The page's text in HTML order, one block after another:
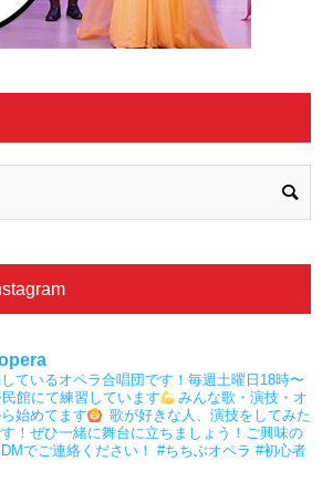
ているオペラ合唱団です！毎週土曜日18時〜
館にて練習しています
みんな歌・演技・オ
始めてます
⁡歌が好きな人、演技をしてみた
！ぜひ一緒に舞台に立ちましょう！ご興味の
でご連絡ください！ ⁡⁡#ちちぶオペラ #初心者